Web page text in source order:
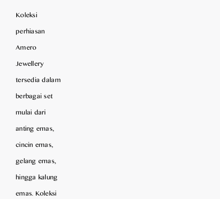
Koleksi
perhiasan
Amero
Jewellery
tersedia dalam
berbagai set
mulai dari
anting emas,
cincin emas,
gelang emas,
hingga kalung
emas. Koleksi